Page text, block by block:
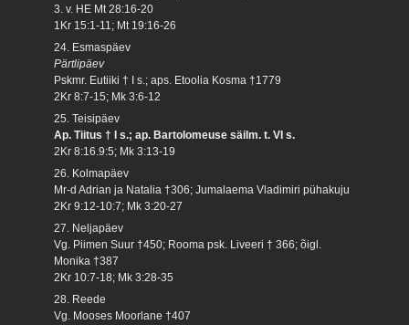
3. v. HE Mt 28:16-20
1Kr 15:1-11; Mt 19:16-26
24. Esmaspäev
Pärtlipäev
Pskmr. Eutiiki † I s.; aps. Etoolia Kosma †1779
2Kr 8:7-15; Mk 3:6-12
25. Teisipäev
Ap. Tiitus † I s.; ap. Bartolomeuse säilm. t. VI s.
2Kr 8:16.9:5; Mk 3:13-19
26. Kolmapäev
Mr-d Adrian ja Natalia †306; Jumalaema Vladimiri pühakuju
2Kr 9:12-10:7; Mk 3:20-27
27. Neljapäev
Vg. Piimen Suur †450; Rooma psk. Liveeri † 366; õigl.
Monika †387
2Kr 10:7-18; Mk 3:28-35
28. Reede
Vg. Mooses Moorlane †407